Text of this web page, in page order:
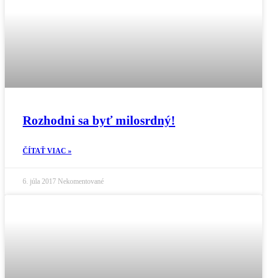
Rozhodni sa byť milosrdný!
ČÍTAŤ VIAC »
6. júla 2017 Nekomentované